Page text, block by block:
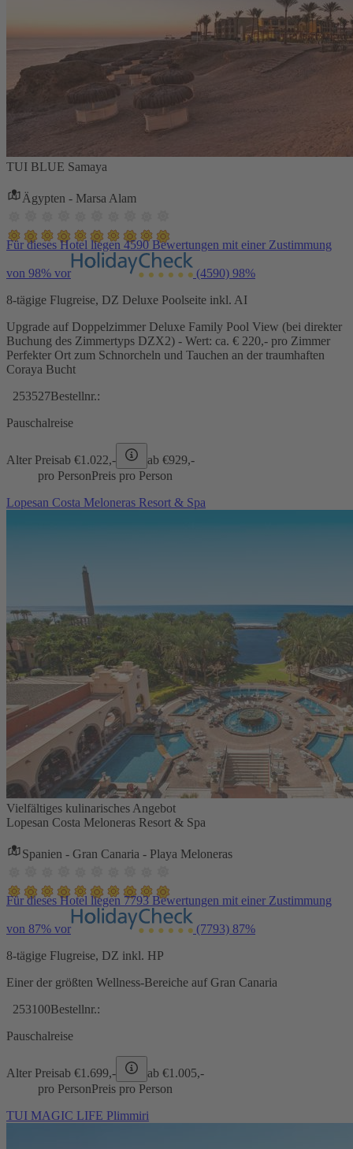
TUI BLUE Samaya
Ägypten - Marsa Alam
Für dieses Hotel liegen 4590 Bewertungen mit einer Zustimmung
von 98% vor (4590) 98%
8-tägige Flugreise, DZ Deluxe Poolseite inkl. AI
Upgrade auf Doppelzimmer Deluxe Family Pool View (bei direkter
Buchung des Zimmertyps DZX2) - Wert: ca. € 220,- pro Zimmer
Perfekter Ort zum Schnorcheln und Tauchen an der traumhaften
Coraya Bucht
253527Bestellnr.:
Pauschalreise
Alter Preisab €1.022,- ab €929,-
pro PersonPreis pro Person
Lopesan Costa Meloneras Resort & Spa
Vielfältiges kulinarisches Angebot
Lopesan Costa Meloneras Resort & Spa
Spanien - Gran Canaria - Playa Meloneras
Für dieses Hotel liegen 7793 Bewertungen mit einer Zustimmung
von 87% vor (7793) 87%
8-tägige Flugreise, DZ inkl. HP
Einer der größten Wellness-Bereiche auf Gran Canaria
253100Bestellnr.:
Pauschalreise
Alter Preisab €1.699,- ab €1.005,-
pro PersonPreis pro Person
TUI MAGIC LIFE Plimmiri